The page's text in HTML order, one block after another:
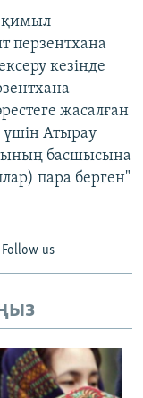
қимыл
перзентхана
кезінде
жасалған
Атырау
басшысына
пара берген"
Follow us